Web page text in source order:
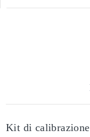
Kit di